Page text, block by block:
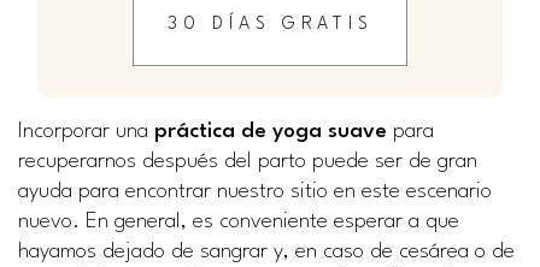
30 DÍAS GRATIS
Incorporar una práctica de yoga suave para
recuperarnos después del parto puede ser de gran
ayuda para encontrar nuestro sitio en este escenario
nuevo. En general, es conveniente esperar a que
hayamos dejado de sangrar y, en caso de cesárea o de